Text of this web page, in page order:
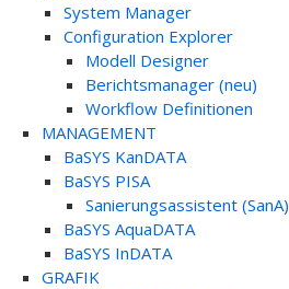
System Manager
Configuration Explorer
Modell Designer
Berichtsmanager (neu)
Workflow Definitionen
MANAGEMENT
BaSYS KanDATA
BaSYS PISA
Sanierungsassistent (SanA)
BaSYS AquaDATA
BaSYS InDATA
GRAFIK